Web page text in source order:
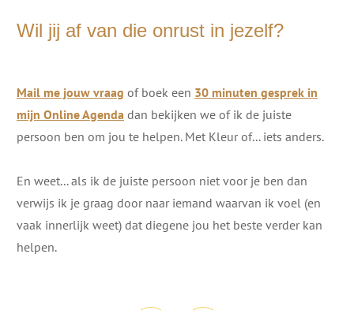
Wil jij af van die onrust in jezelf?
Mail me jouw vraag of boek een 30 minuten gesprek in
mijn Online Agenda dan bekijken we of ik de juiste
persoon ben om jou te helpen. Met Kleur of... iets anders.
En weet... als ik de juiste persoon niet voor je ben dan
verwijs ik je graag door naar iemand waarvan ik voel (en
vaak innerlijk weet) dat diegene jou het beste verder kan
helpen.